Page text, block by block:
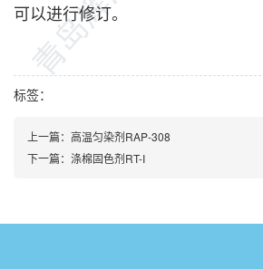
可以进行修订。
标签：
上一篇： 高温匀染剂RAP-308
下一篇： 涤棉固色剂RT-I